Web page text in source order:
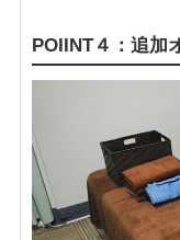
POIINT４：追加